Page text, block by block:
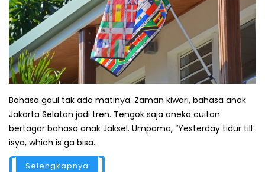
Bahasa gaul tak ada matinya. Zaman kiwari, bahasa anak
Jakarta Selatan jadi tren. Tengok saja aneka cuitan
bertagar bahasa anak Jaksel. Umpama, “Yesterday tidur till
isya, which is ga bisa...
Selengkapnya